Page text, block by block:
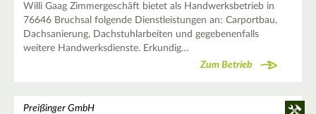
Willi Gaag Zimmergeschäft bietet als Handwerksbetrieb in
76646 Bruchsal folgende Dienstleistungen an: Carportbau,
Dachsanierung, Dachstuhlarbeiten und gegebenenfalls
weitere Handwerksdienste. Erkundig…
Zum Betrieb
Preißinger GmbH